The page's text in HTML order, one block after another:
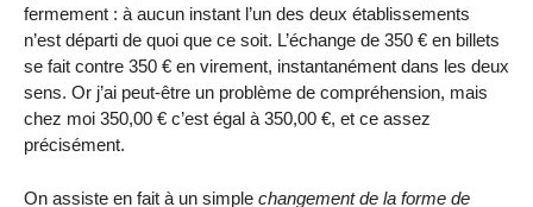
fermement : à aucun instant l’un des deux établissements
n’est départi de quoi que ce soit. L’échange de 350 € en billets
se fait contre 350 € en virement, instantanément dans les deux
sens. Or j’ai peut-être un problème de compréhension, mais
chez moi 350,00 € c’est égal à 350,00 €, et ce assez
précisément.
On assiste en fait à un simple changement de la forme de